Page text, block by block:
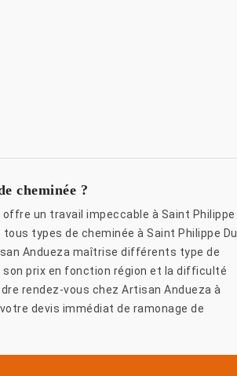
cheminée ?
un travail impeccable à Saint Philippe
types de cheminée à Saint Philippe Du
Andueza maîtrise différents type de
son prix en fonction région et la difficulté
rendez-vous chez Artisan Andueza à
devis immédiat de ramonage de